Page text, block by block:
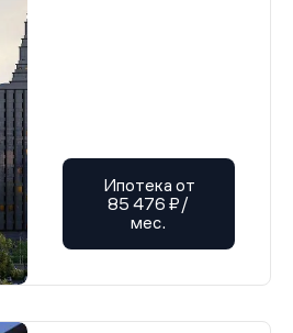
Ипотека от
85 476 ₽/
мес.